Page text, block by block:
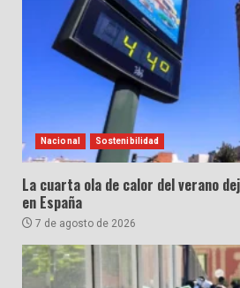
Nacional Sostenibilidad
La cuarta ola de calor del verano
en España
7 de agosto de 2026